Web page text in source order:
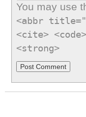
You may use
<abbr
<cite>
<strong>